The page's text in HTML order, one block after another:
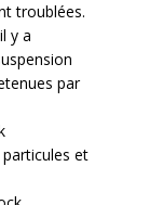
troublées.
y a
par
et